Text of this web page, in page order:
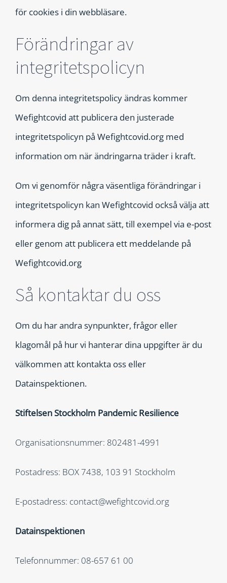
för cookies i din webbläsare.
Förändringar av
integritetspolicyn
Om denna integritetspolicy ändras kommer
Wefightcovid att publicera den justerade
integritetspolicyn på Wefightcovid.org med
information om när ändringarna träder i kraft.
Om vi genomför några väsentliga förändringar i
integritetspolicyn kan Wefightcovid också välja att
informera dig på annat sätt, till exempel via e-post
eller genom att publicera ett meddelande på
Wefightcovid.org
Så kontaktar du oss
Om du har andra synpunkter, frågor eller
klagomål på hur vi hanterar dina uppgifter är du
välkommen att kontakta oss eller
Datainspektionen.
Stiftelsen Stockholm Pandemic Resilience
Organisationsnummer: 802481-4991
Postadress: BOX 7438, 103 91 Stockholm
E-postadress: contact@wefightcovid.org
Datainspektionen
Telefonnummer: 08-657 61 00